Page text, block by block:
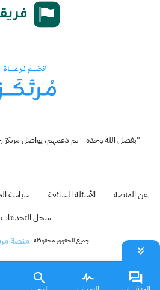
"بفضل الله وحده - ثم دعمهم، يواصل مرتكز
عن المنصة الأسئلة الشائعة سياسة
سجل التحديثات
جميع الحقوق محفوظة منصة